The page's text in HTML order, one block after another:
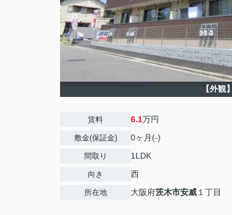
【外観】
賃料 6.1万円
敷金(保証金) 0ヶ月(-)
間取り 1LDK
向き 西
所在地 大阪府茨木市安威 １丁目